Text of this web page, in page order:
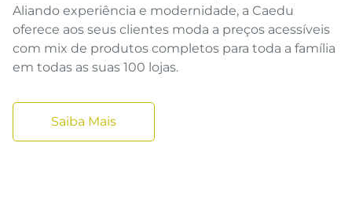
Aliando experiência e modernidade, a Caedu
oferece aos seus clientes moda a preços acessíveis
com mix de produtos completos para toda a família
em todas as suas 100 lojas.
Saiba Mais